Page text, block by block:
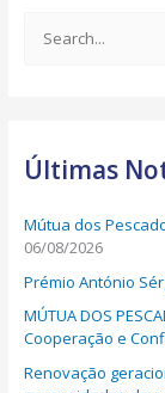
c
f
o
r
:
Últimas
Mútua dos
06/08/2026
Prémio António
MÚTUA DOS
Cooperação e
Renovação